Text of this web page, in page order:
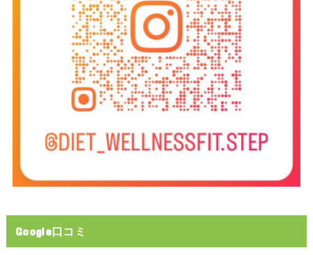
Google口コミ